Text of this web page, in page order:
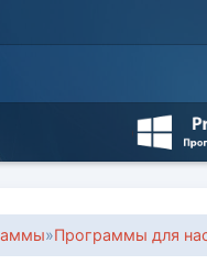
»Программы для